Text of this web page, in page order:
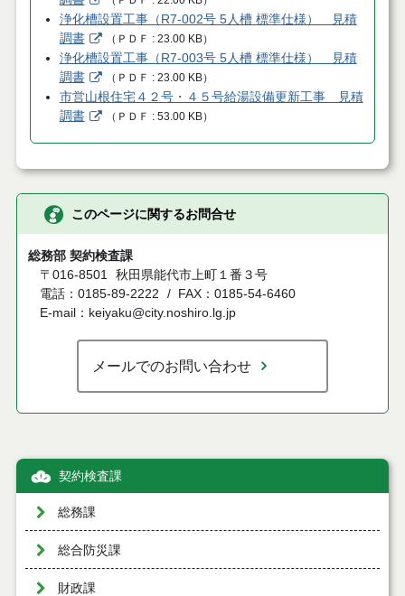
浄化槽設置工事（R7-002号 5人槽 標準仕様） 見積
調書
（ ＰＤＦ 23.00 KB）
浄化槽設置工事（R7-003号 5人槽 標準仕様） 見積
調書
（ ＰＤＦ 23.00 KB）
市営山根住宅４２号・４５号給湯設備更新工事 見積
調書
（ ＰＤＦ 53.00 KB）
このページに関するお問合せ
総務部 契約検査課
〒016-8501
秋田県能代市上町１番３号
電話：0185-89-2222
FAX：0185-54-6460
E-mail：keiyaku@city.noshiro.lg.jp
メールでのお問い合わせ
契約検査課
総務課
総合防災課
財政課